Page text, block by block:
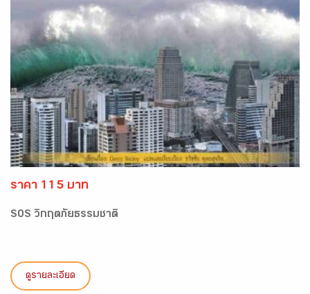
ราคา 115 บาท
SOS วิกฤตภัยธรรมชาติ
ดูรายละเอียด